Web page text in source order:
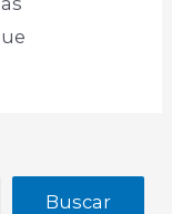
Buscar